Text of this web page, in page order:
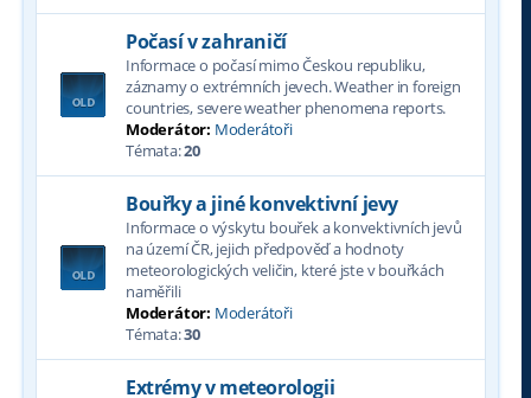
Počasí v zahraničí
Informace o počasí mimo Českou republiku,
záznamy o extrémních jevech. Weather in foreign
countries, severe weather phenomena reports.
Moderátor: Moderátoři
Témata:20
Bouřky a jiné konvektivní jevy
Informace o výskytu bouřek a konvektivních jevů
na území ČR, jejich předpověď a hodnoty
meteorologických veličin, které jste v bouřkách
naměřili
Moderátor: Moderátoři
Témata:30
Extrémy v meteorologii